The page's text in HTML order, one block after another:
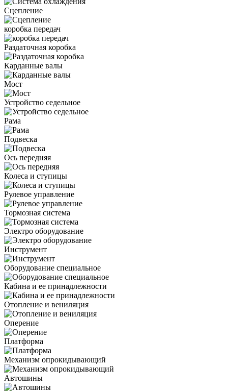
Сцепление
коробка передач
Раздаточная коробка
Карданные валы
Мост
Устройство седельное
Рама
Подвеска
Ось передняя
Колеса и ступицы
Рулевое управление
Тормозная система
Электро оборудование
Инструмент
Оборудование специальное
Кабина и ее принадлежности
Отопление и вениляция
Оперение
Платформа
Механизм опрокидывающий
Автошины